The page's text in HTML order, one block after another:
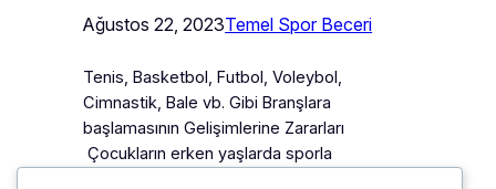
Ağustos 22, 2023Temel Spor Beceri
Tenis, Basketbol, Futbol, Voleybol,
Cimnastik, Bale vb. Gibi Branşlara
başlamasının Gelişimlerine Zararları
Çocukların erken yaşlarda sporla